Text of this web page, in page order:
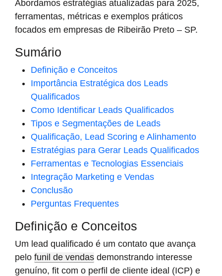
Abordamos estratégias atualizadas para 2025,
ferramentas, métricas e exemplos práticos
focados em empresas de Ribeirão Preto – SP.
Sumário
Definição e Conceitos
Importância Estratégica dos Leads
Qualificados
Como Identificar Leads Qualificados
Tipos e Segmentações de Leads
Qualificação, Lead Scoring e Alinhamento
Estratégias para Gerar Leads Qualificados
Ferramentas e Tecnologias Essenciais
Integração Marketing e Vendas
Conclusão
Perguntas Frequentes
Definição e Conceitos
Um lead qualificado é um contato que avança
pelo funil de vendas demonstrando interesse
genuíno, fit com o perfil de cliente ideal (ICP) e